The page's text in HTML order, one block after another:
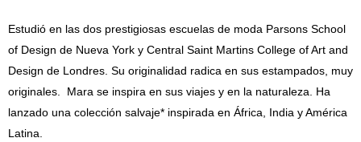
Estudió en las dos prestigiosas escuelas de moda Parsons School
of Design de Nueva York y Central Saint Martins College of Art and
Design de Londres. Su originalidad radica en sus estampados, muy
originales. Mara se inspira en sus viajes y en la naturaleza. Ha
lanzado una colección salvaje* inspirada en África, India y América
Latina.